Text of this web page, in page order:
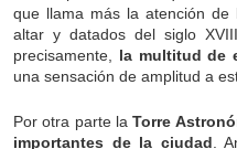
que llama más la atención de
altar y datados del siglo
precisamente, la multitud de
una sensación de amplitud a
Por otra parte laTorre
importantes de la ciudad .